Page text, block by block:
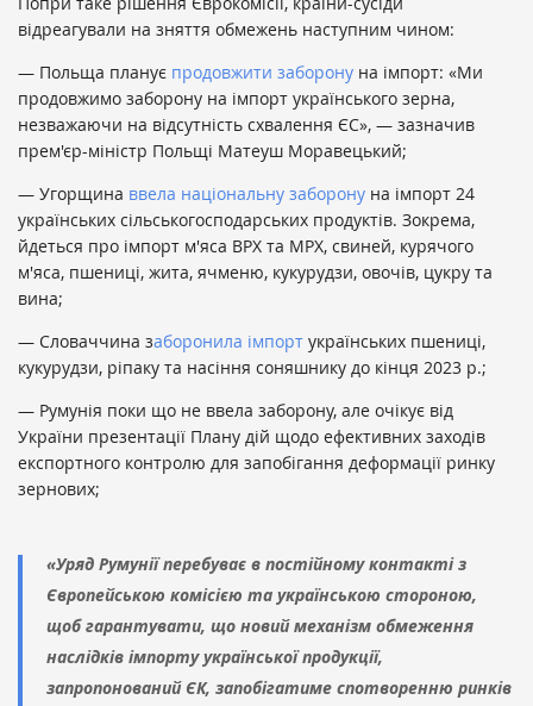
відреагували на зняття обмежень наступним чином:
— Польща планує продовжити заборону на імпорт: «Ми
продовжимо заборону на імпорт українського зерна,
незважаючи на відсутність схвалення ЄС», — зазначив
прем'єр-міністр Польщі Матеуш Моравецький;
— Угорщина ввела національну заборону на імпорт 24
українських сільськогосподарських продуктів. Зокрема,
йдеться про імпорт м'яса ВРХ та МРХ, свиней, курячого
м'яса, пшениці, жита, ячменю, кукурудзи, овочів, цукру та
вина;
— Словаччина заборонила імпорт українських пшениці,
кукурудзи, ріпаку та насіння соняшнику до кінця 2023 р.;
— Румунія поки що не ввела заборону, але очікує від
України презентації Плану дій щодо ефективних заходів
експортного контролю для запобігання деформації ринку
зернових;
«Уряд Румунії перебуває в постійному контакті з
Європейською комісією та українською стороною,
щоб гарантувати, що новий механізм обмеження
наслідків імпорту української продукції,
запропонований ЄК, запобігатиме спотворенню ринків